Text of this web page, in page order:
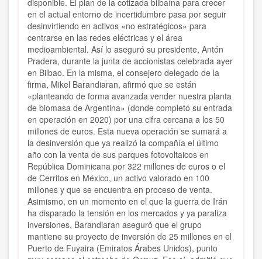
disponible. El plan de la cotizada bilbaína para crecer
en el actual entorno de incertidumbre pasa por seguir
desinvirtiendo en activos «no estratégicos» para
centrarse en las redes eléctricas y el área
medioambiental. Así lo aseguró su presidente, Antón
Pradera, durante la junta de accionistas celebrada ayer
en Bilbao. En la misma, el consejero delegado de la
firma, Mikel Barandiaran, afirmó que se están
«planteando de forma avanzada vender nuestra planta
de biomasa de Argentina» (donde completó su entrada
en operación en 2020) por una cifra cercana a los 50
millones de euros. Esta nueva operación se sumará a
la desinversión que ya realizó la compañía el último
año con la venta de sus parques fotovoltaicos en
República Dominicana por 322 millones de euros o el
de Cerritos en México, un activo valorado en 100
millones y que se encuentra en proceso de venta.
Asimismo, en un momento en el que la guerra de Irán
ha disparado la tensión en los mercados y ya paraliza
inversiones, Barandiaran aseguró que el grupo
mantiene su proyecto de inversión de 25 millones en el
Puerto de Fuyaira (Emiratos Árabes Unidos), punto